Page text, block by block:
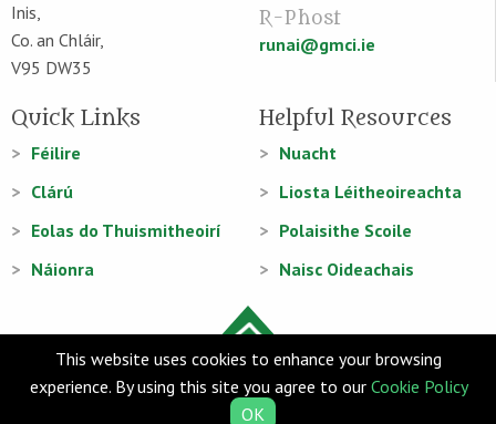
Inis,
Co. an Chláir,
V95 DW35
R-Phost
runai@gmci.ie
Quick Links
Féilire
Clárú
Eolas do Thuismitheoirí
Náionra
Helpful Resources
Nuacht
Liosta Léitheoireachta
Polaisithe Scoile
Naisc Oideachais
© Gaelscoil Mhíchíl Cíosóg 2026
Web Development
This website uses cookies to enhance your browsing
experience. By using this site you agree to our Cookie Policy
OK